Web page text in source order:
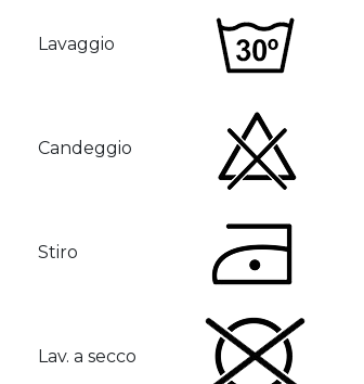
Lavaggio
Candeggio
Stiro
Lav. a secco